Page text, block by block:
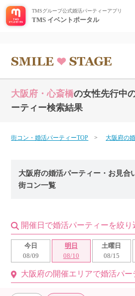
ログイン
はじめての方へ
よくあるご質問
お問い合わせ
利用規約
個人情報保護方針launch
子どもの安全基準に関するポリシーlaunch
TMSグループ公式婚活パーティーアプリ
TMS イベントポータル
大阪府・心斎橋の女性先行中
ーティー検索結果
街コン・婚活パーティーTOP 大阪府の
大阪府の婚活パーティー・お見合
街コン一覧
開催日で婚活パーティーを絞り
今日
08/09
明日
08/10
土曜日
08/15
大阪府の開催エリアで婚活パ